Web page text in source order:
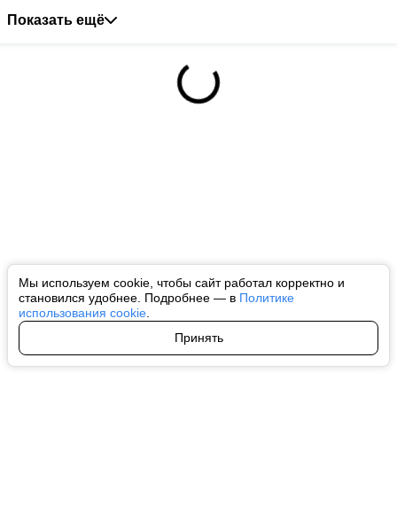
Мы используем cookie, чтобы сайт работал корректно и
становился удобнее. Подробнее — в Политике
использования cookie
Принять
Показать ещё